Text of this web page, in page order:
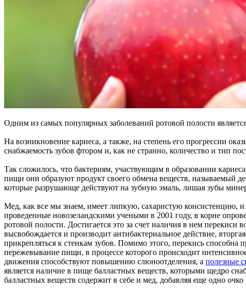
Одним из самых популярных заболеваний ротовой полости
На возникновение кариеса, а также, на степень его прогрессии
снабжаемость зубов фтором и, как не странно, количество и тип
Так сложилось, что бактериям, участвующим в образовании
пищи они образуют продукт своего обмена веществ, называемый
которые разрушающе действуют на зубную эмаль, лишая зубы
Мед, как все мы знаем, имеет липкую, сахаристую консистенцию,
проведенные новозеландскими учеными в 2001 году, в корне
ротовой полости. Достигается это за счет наличия в нем перекиси
высвобождается и производит антибактериальное действие,
прикрепляться к стенкам зубов. Помимо этого, перекись
пережевывание пищи, в процессе которого происходит
движения способствуют повышению слюноотделения, а полезные
является наличие в пище балластных веществ, которыми щедро
балластных веществ содержит в себе и мед, добавляя еще одно очко